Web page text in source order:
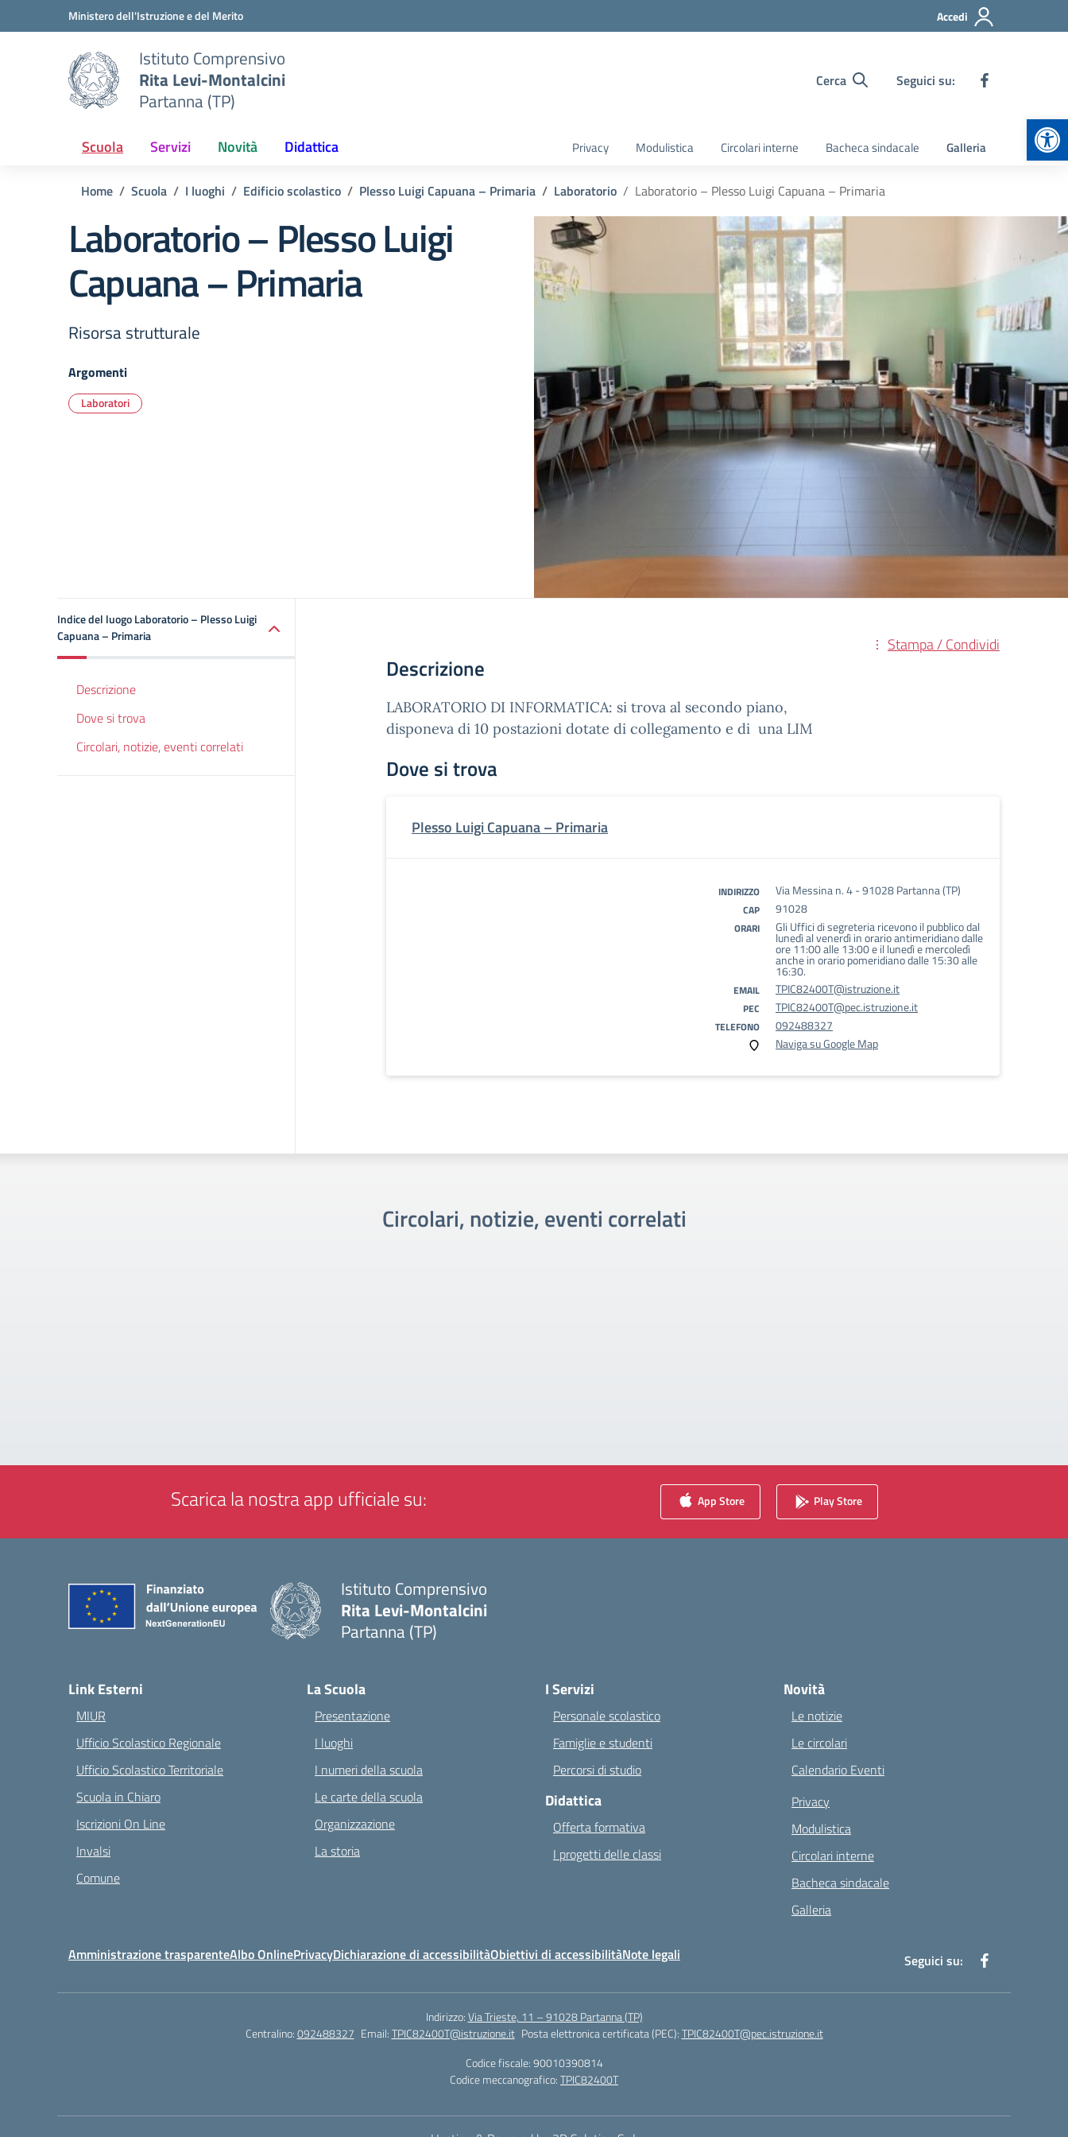
Vai ai contenuti
Vai al menu di navigazioneMinistero dell'Istruzione e del Merito Accedi
Istituto Comprensivo
Rita Levi-Montalcini
Partanna (TP)
Cerca Seguici su:
Scuola Servizi Novità Didattica Privacy Modulistica Circolari interne Bacheca sindacale Galleria
Home Scuola I luoghi Edificio scolastico Plesso Luigi Capuana – Primaria Laboratorio Laboratorio – Plesso Luigi Capuana – Primaria
Laboratorio – Plesso Luigi
Capuana – Primaria
Risorsa strutturale
Argomenti
Laboratori
Indice del luogo Laboratorio – Plesso Luigi
Capuana – Primaria
Descrizione
Dove si trova
Circolari, notizie, eventi correlati
Stampa / Condividi
Descrizione
LABORATORIO DI INFORMATICA: si trova al secondo piano,
disponeva di 10 postazioni dotate di collegamento e di una LIM
Dove si trova
Plesso Luigi Capuana – Primaria
INDIRIZZO Via Messina n. 4 - 91028 Partanna (TP)
CAP 91028
ORARI Gli Uffici di segreteria ricevono il pubblico dal
lunedì al venerdì in orario antimeridiano dalle
ore 11:00 alle 13:00 e il lunedì e mercoledì
anche in orario pomeridiano dalle 15:30 alle
16:30.
EMAIL TPIC82400T@istruzione.it
PEC TPIC82400T@pec.istruzione.it
TELEFONO
092488327
Naviga su Google Map
Circolari, notizie, eventi correlati
Scarica la nostra app ufficiale su: App Store Play Store
Istituto Comprensivo
Rita Levi-Montalcini
Partanna (TP)
Link Esterni
MIUR
Ufficio Scolastico Regionale
Ufficio Scolastico Territoriale
Scuola in Chiaro
Iscrizioni On Line
Invalsi
Comune
La Scuola
Presentazione
I luoghi
I numeri della scuola
Le carte della scuola
Organizzazione
La storia
I Servizi
Personale scolastico
Famiglie e studenti
Percorsi di studio
Didattica
Offerta formativa
I progetti delle classi
Novità
Le notizie
Le circolari
Calendario Eventi
Privacy
Modulistica
Circolari interne
Bacheca sindacale
Galleria
Amministrazione trasparenteAlbo OnlinePrivacyDichiarazione di accessibilitàObiettivi di accessibilitàNote legali Seguici su:
Indirizzo:Via Trieste, 11 – 91028 Partanna (TP)
Centralino:092488327 Email:TPIC82400T@istruzione.it Posta elettronica certificata (PEC):TPIC82400T@pec.istruzione.it
Codice fiscale: 90010390814
Codice meccanografico:TPIC82400T